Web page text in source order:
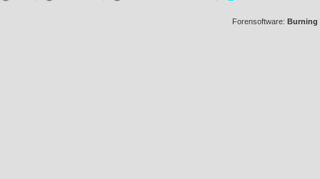
Forensoftware: Burning